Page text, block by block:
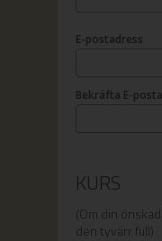
E-postadress
Bekräfta E-
KURS
(Om din
den tyvärr full)